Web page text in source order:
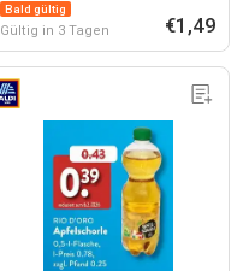
Bald gültig
Gültig in 3 Tagen €1,49